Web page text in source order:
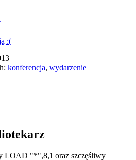
:(
konferencja, wydarzenie
LOAD "*",8,1 oraz szczęśliwy